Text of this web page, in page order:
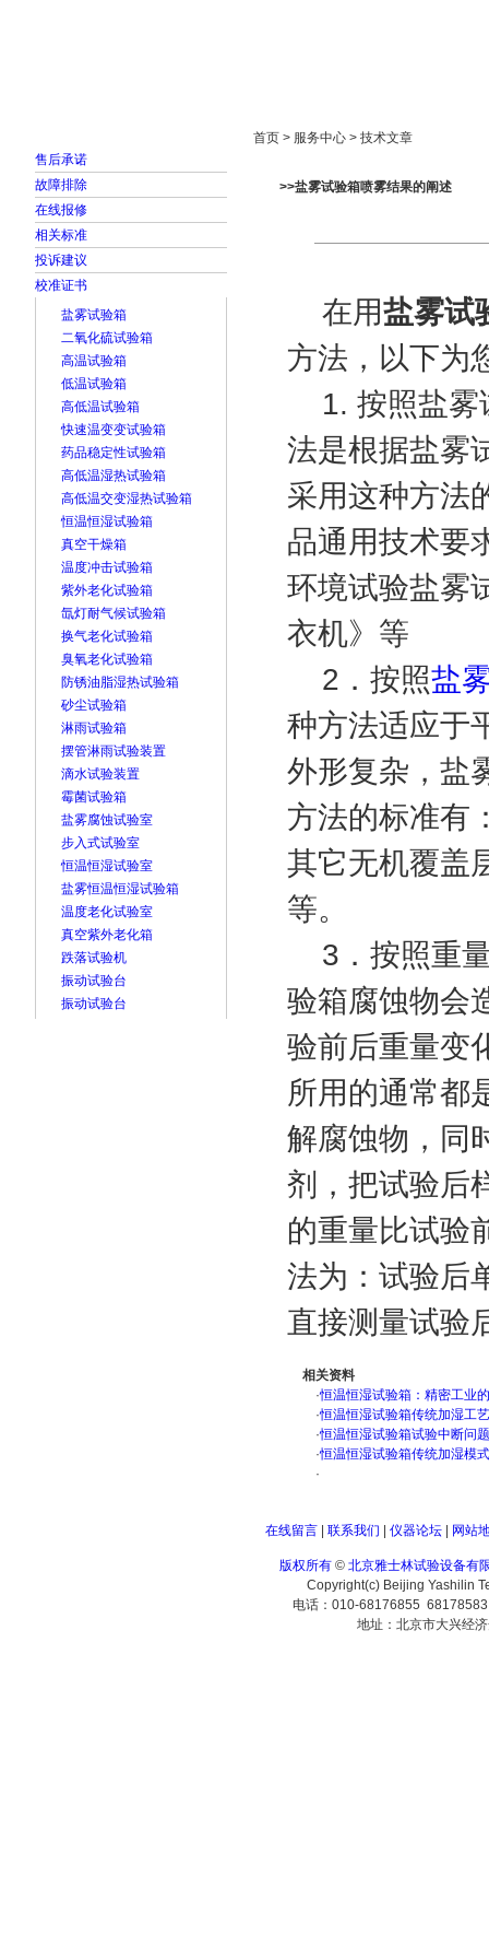
售后承诺
故障排除
在线报修
相关标准
投诉建议
校准证书
盐雾试验箱
二氧化硫试验箱
高温试验箱
低温试验箱
高低温试验箱
快速温变变试验箱
药品稳定性试验箱
高低温湿热试验箱
高低温交变湿热试验箱
恒温恒湿试验箱
真空干燥箱
温度冲击试验箱
紫外老化试验箱
氙灯耐气候试验箱
换气老化试验箱
臭氧老化试验箱
防锈油脂湿热试验箱
砂尘试验箱
淋雨试验箱
摆管淋雨试验装置
滴水试验装置
霉菌试验箱
盐雾腐蚀试验室
步入式试验室
恒温恒湿试验室
盐雾恒温恒湿试验箱
温度老化试验室
真空紫外老化箱
跌落试验机
振动试验台
振动试验台
首页 > 服务中心 > 技术文章
>>盐雾试验箱喷雾结果的阐述
在用盐雾试
方法，以下为
1. 按照盐雾
法是根据盐雾
采用这种方法
品通用技术要
环境试验盐雾
衣机》等
2．按照盐
种方法适应于
外形复杂，盐
方法的标准有
其它无机覆盖
等。
3．按照重量
验箱腐蚀物会
验前后重量变
所用的通常都
解腐蚀物，同
剂，把试验后
的重量比试验
法为：试验后
直接测量试验
相关资料
·恒温恒湿试验箱：精密工业
·恒温恒湿试验箱传统加湿工
·恒温恒湿试验箱试验中断问
·恒温恒湿试验箱传统加湿模
·
在线留言| 联系我们 仪器论坛| 网站
版权所有 © 北京雅士林试验设备有
Copyright(c) Beijing Yashilin
电话：010-68176855
地址：北京市大兴经